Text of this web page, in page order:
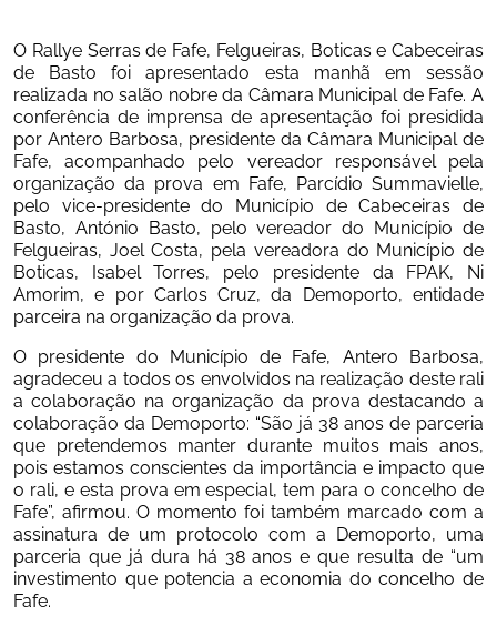
O Rallye Serras de Fafe, Felgueiras, Boticas e Cabeceiras
de Basto foi apresentado esta manhã em sessão
realizada no salão nobre da Câmara Municipal de Fafe. A
conferência de imprensa de apresentação foi presidida
por Antero Barbosa, presidente da Câmara Municipal de
Fafe, acompanhado pelo vereador responsável pela
organização da prova em Fafe, Parcídio Summavielle,
pelo vice-presidente do Município de Cabeceiras de
Basto, António Basto, pelo vereador do Município de
Felgueiras, Joel Costa, pela vereadora do Município de
Boticas, Isabel Torres, pelo presidente da FPAK, Ni
Amorim, e por Carlos Cruz, da Demoporto, entidade
parceira na organização da prova.
O presidente do Município de Fafe, Antero Barbosa,
agradeceu a todos os envolvidos na realização deste rali
a colaboração na organização da prova destacando a
colaboração da Demoporto: “São já 38 anos de parceria
que pretendemos manter durante muitos mais anos,
pois estamos conscientes da importância e impacto que
o rali, e esta prova em especial, tem para o concelho de
Fafe”, afirmou. O momento foi também marcado com a
assinatura de um protocolo com a Demoporto, uma
parceria que já dura há 38 anos e que resulta de “um
investimento que potencia a economia do concelho de
Fafe.